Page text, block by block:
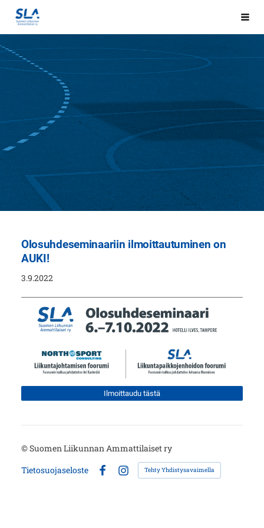
Siirry
sivun
sisältöön
Sivuston etusivulle
Olosuhdeseminaariin ilmoittautuminen on
AUKI!
3.9.2022
Ilmoittaudu tästä
©Suomen Liikunnan Ammattilaiset ry
Tietosuojaseloste
Instagram
Tehty Yhdistysavaimella